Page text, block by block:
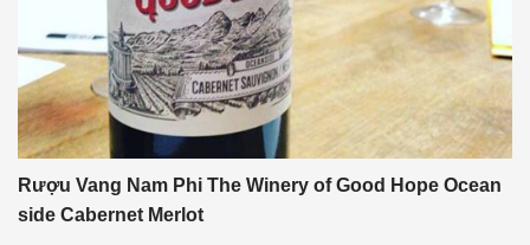
Rượu Vang Nam Phi The Winery of Good Hope Ocean
side Cabernet Merlot